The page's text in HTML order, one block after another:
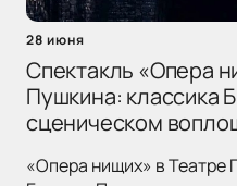
28 июня
Спектакль «Опера
Пушкина: классика
сценическом
«Опера нищих» в Театре